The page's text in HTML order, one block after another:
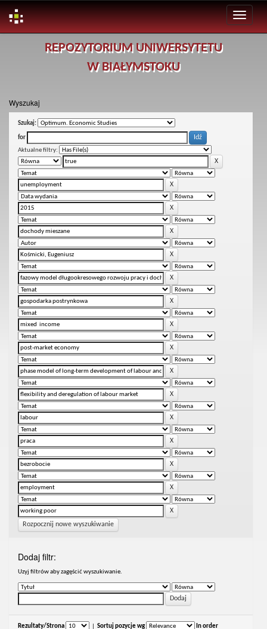
REPOZYTORIUM UNIWERSYTETU
W BIAŁYMSTOKU
Wyszukaj
Szukaj:
for
Aktualne filtry:
Rozpocznij nowe wyszukiwanie
Dodaj filtr:
Uzyj filtrów aby zagęścić wyszukiwanie.
Rezultaty/Strona Sortuj pozycje wg In order